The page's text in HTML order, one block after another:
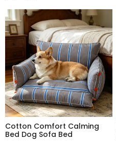
Cotton Comfort Calming
Bed Dog Sofa Bed